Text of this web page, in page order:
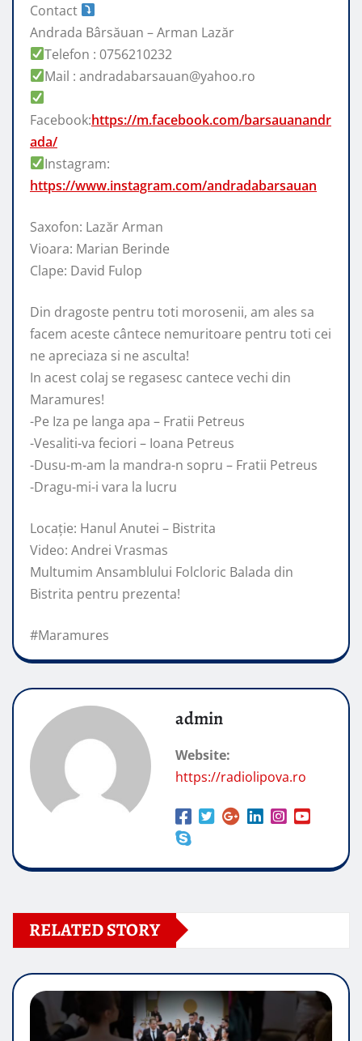
Contact
Andrada Bârsăuan – Arman Lazăr
Telefon : 0756210232
Mail : andradabarsauan@yahoo.ro
Facebook:https://m.facebook.com/barsauanandr
ada/
Instagram:
https://www.instagram.com/andradabarsauan
Saxofon: Lazăr Arman
Vioara: Marian Berinde
Clape: David Fulop
Din dragoste pentru toti morosenii, am ales sa
facem aceste cântece nemuritoare pentru toti cei
ne apreciaza si ne asculta!
In acest colaj se regasesc cantece vechi din
Maramures!
-Pe Iza pe langa apa – Fratii Petreus
-Vesaliti-va feciori – Ioana Petreus
-Dusu-m-am la mandra-n sopru – Fratii Petreus
-Dragu-mi-i vara la lucru
Locație: Hanul Anutei – Bistrita
Video: Andrei Vrasmas
Multumim Ansamblului Folcloric Balada din
Bistrita pentru prezenta!
#Maramures
admin
Website:
https://radiolipova.ro
RELATED STORY